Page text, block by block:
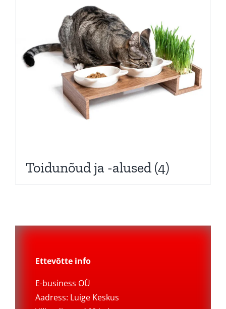
Toidunõud ja -alused (4)
Ettevõtte info
E-business OÜ
Aadress: Luige Keskus